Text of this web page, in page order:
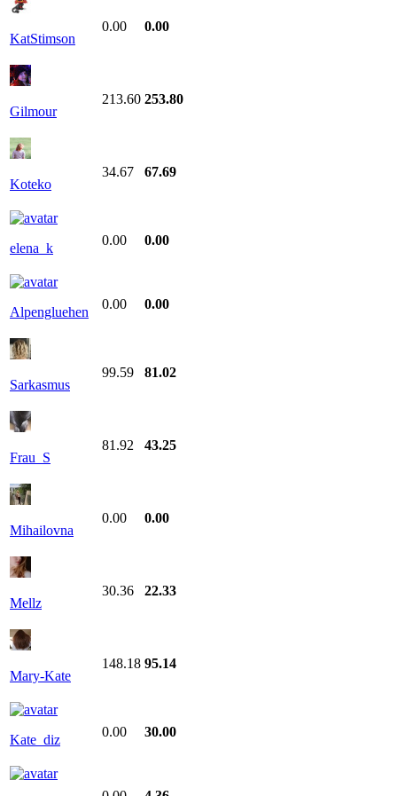
KatStimson
0.00 0.00
Gilmour
213.60 253.80
Koteko
34.67 67.69
elena_k
0.00 0.00
Alpengluehen
0.00 0.00
Sarkasmus
99.59 81.02
Frau_S
81.92 43.25
Mihailovna
0.00 0.00
Mellz
30.36 22.33
Mary-Kate
148.18 95.14
Kate_diz
0.00 30.00